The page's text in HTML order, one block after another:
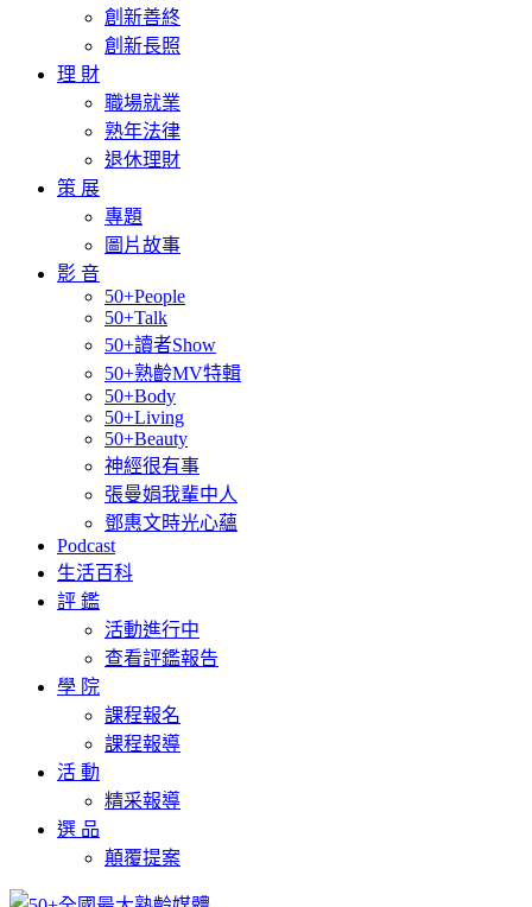
創新善終
創新長照
理 財
職場就業
熟年法律
退休理財
策 展
專題
圖片故事
影 音
50+People
50+Talk
50+讀者Show
50+熟齡MV特輯
50+Body
50+Living
50+Beauty
神經很有事
張曼娟我輩中人
鄧惠文時光心蘊
Podcast
生活百科
評 鑑
活動進行中
查看評鑑報告
學 院
課程報名
課程報導
活 動
精采報導
選 品
顛覆提案